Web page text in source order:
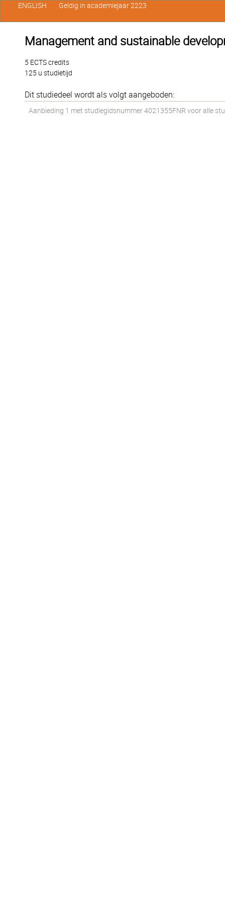
Management and sustainable
5 ECTS credits
125 u studietijd
Dit studiedeel wordt als volgt aangeboden:
Aanbieding 1 met studiegidsnummer 4021355FNR voor alle
ENGLISH Geldig in academiejaar 2223